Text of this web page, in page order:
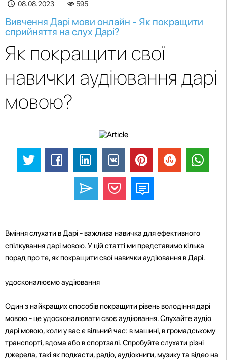
08.08.2023 595
Вивчення Дарі мови онлайн - Як покращити
сприйняття на слух Дарі?
Як покращити свої
навички аудіювання дарі
мовою?
Вміння слухати в Дарі - важлива навичка для ефективного
спілкування дарі мовою. У цій статті ми представимо кілька
порад про те, як покращити свої навички аудіювання в Дарі.
удосконалюємо аудіювання
Один з найкращих способів покращити рівень володіння дарі
мовою - це удосконалювати своє аудіювання. Слухайте аудіо
дарі мовою, коли у вас є вільний час: в машині, в громадському
транспорті, вдома або в спортзалі. Спробуйте слухати різні
джерела, такі як подкасти, радіо, аудіокниги, музику та відео на